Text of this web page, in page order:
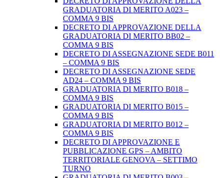
GRADUATORIA DI MERITO A023 –
COMMA 9 BIS
DECRETO DI APPROVAZIONE DELLA
GRADUATORIA DI MERITO BB02 –
COMMA 9 BIS
DECRETO DI ASSEGNAZIONE SEDE B011
– COMMA 9 BIS
DECRETO DI ASSEGNAZIONE SEDE
AD24 – COMMA 9 BIS
GRADUATORIA DI MERITO B018 –
COMMA 9 BIS
GRADUATORIA DI MERITO B015 –
COMMA 9 BIS
GRADUATORIA DI MERITO B012 –
COMMA 9 BIS
DECRETO DI APPROVAZIONE E
PUBBLICAZIONE GPS – AMBITO
TERRITORIALE GENOVA – SETTIMO
TURNO